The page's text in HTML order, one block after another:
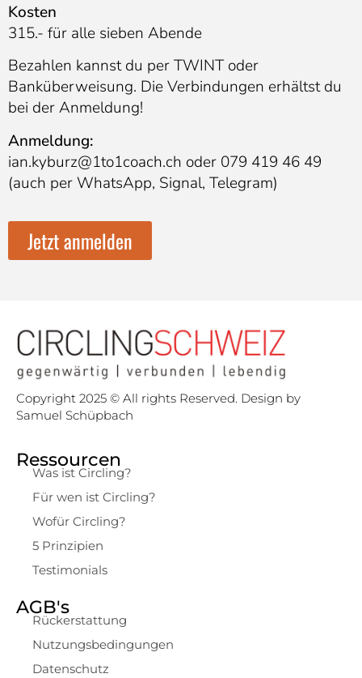
Kosten
315.- für alle sieben Abende
Bezahlen kannst du per TWINT oder
Banküberweisung. Die Verbindungen erhältst du
bei der Anmeldung!
Anmeldung:
ian.kyburz@1to1coach.ch oder 079 419 46 49
(auch per WhatsApp, Signal, Telegram)
Jetzt anmelden
Copyright 2025 © All rights Reserved. Design by
Samuel Schüpbach
Ressourcen
Was ist Circling?
Für wen ist Circling?
Wofür Circling?
5 Prinzipien
Testimonials
AGB's
Rückerstattung
Nutzungsbedingungen
Datenschutz